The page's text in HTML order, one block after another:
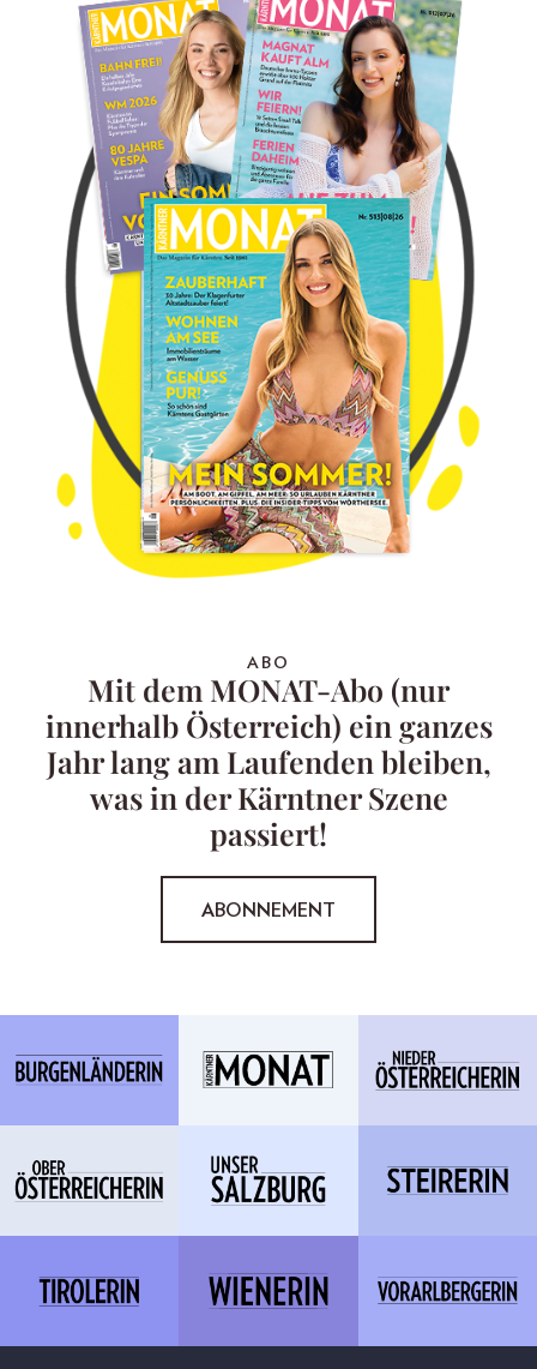
ABO
Mit dem MONAT-Abo (nur
innerhalb Österreich) ein ganzes
Jahr lang am Laufenden bleiben,
was in der Kärntner Szene
passiert!
ABONNEMENT